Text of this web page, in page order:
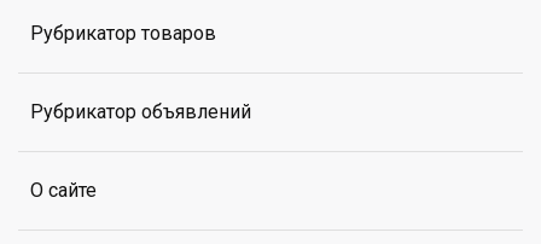
Рубрикатор товаров
Рубрикатор объявлений
О сайте